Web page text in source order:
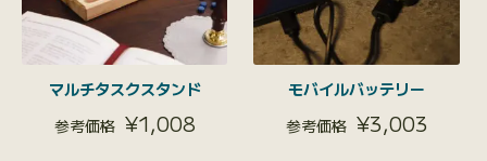
マルチタスクスタンド
¥1,008
モバイルバッテリー
¥3,003